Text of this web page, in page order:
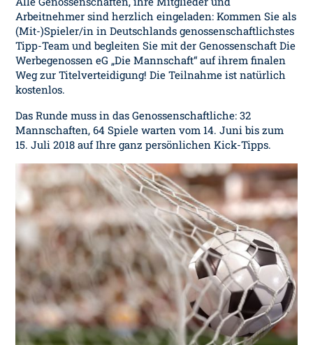
Arbeitnehmer sind herzlich eingeladen: Kommen Sie als
(Mit-)Spieler/in in Deutschlands genossenschaftlichstes
Tipp-Team und begleiten Sie mit der Genossenschaft Die
Werbegenossen eG „Die Mannschaft“ auf ihrem finalen
Weg zur Titelverteidigung! Die Teilnahme ist natürlich
kostenlos.
Das Runde muss in das Genossenschaftliche: 32
Mannschaften, 64 Spiele warten vom 14. Juni bis zum
15. Juli 2018 auf Ihre ganz persönlichen Kick-Tipps.